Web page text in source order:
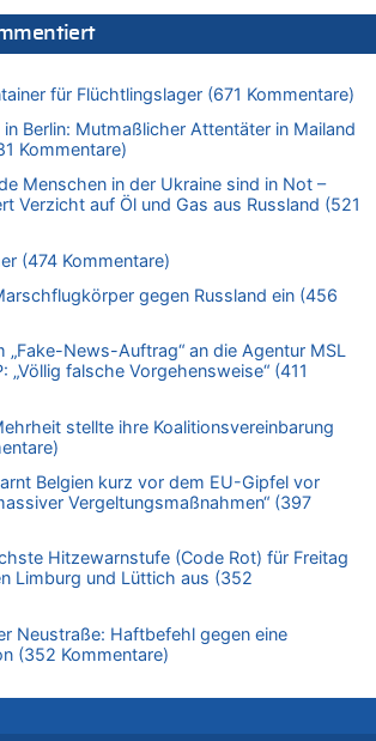
War es Russland?
von Peter G zu
Aachener Bankraub: 70-Jähriger gefasst
und die Frage: Wer steckt hinter den
War es Russland?
von Dax zu
Rheins in NRW so niedrig wie noch nie
von Dax zu
von Dax zu
von Dax zu
in diesem Sommer ist jetzt amtlich
von Peter G zu
und die Frage: Wer steckt hinter den
War es Russland?
von Marcel Scholzen Eimerscheid zu
und die Frage: Wer steckt hinter den
War es Russland?
von JoKrings zu
und die Frage: Wer steckt hinter den
War es Russland?
von JoKrings zu
für Flüchtlingslager (671 Kommentare)
Berlin: Mutmaßlicher Attentäter in Mailand
Kommentare)
Menschen in der Ukraine sind in Not –
Verzicht auf Öl und Gas aus Russland (521
(474 Kommentare)
gegen Russland ein (456
„Fake-News-Auftrag“ an die Agentur MSL
„Völlig falsche Vorgehensweise“ (411
stellte ihre Koalitionsvereinbarung
Belgien kurz vor dem EU-Gipfel vor
Vergeltungsmaßnahmen“ (397
Hitzewarnstufe (Code Rot) für Freitag
Limburg und Lüttich aus (352
Neustraße: Haftbefehl gegen eine
(352 Kommentare)